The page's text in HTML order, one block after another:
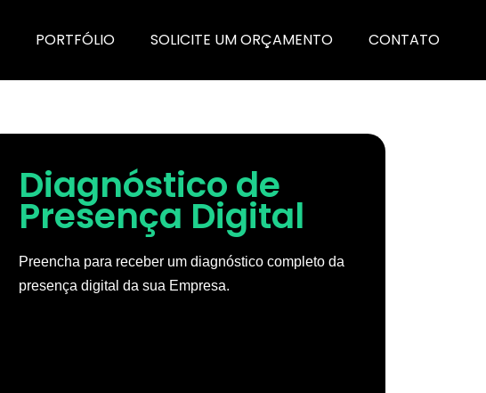
PORTFÓLIO SOLICITE UM ORÇAMENTO CONTATO
Diagnóstico de
Presença Digital
Preencha para receber um diagnóstico completo da
presença digital da sua Empresa.